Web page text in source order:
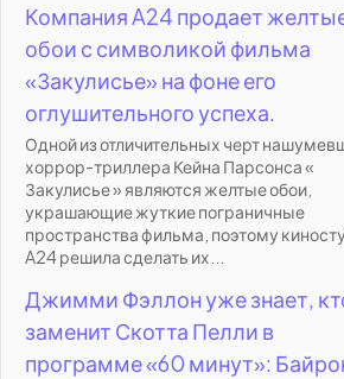
Компания A24 продает
обои с символикой фильма
«Закулисье» на фоне его
оглушительного успеха.
Одной из отличительных черт
хоррор-триллера Кейна Парсонса «
Закулисье » являются желтые обои,
украшающие жуткие пограничные
пространства фильма, поэтому
A24 решила сделать их...
Джимми Фэллон уже знает,
заменит Скотта Пелли в
программе «60 минут»: